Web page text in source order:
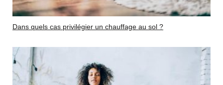
Dans quels cas privilégier un chauffage au sol ?